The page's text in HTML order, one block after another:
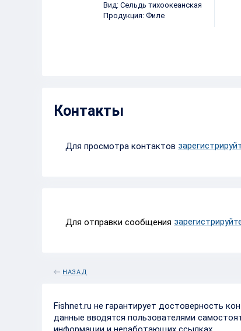
Вид: Сельдь тихоокеанская
Продукция: Филе
Контакты
Для просмотра контактов
Для отправки сообщения
НАЗАД
Fishnet.ru не гарантирует достоверность
данные вводятся пользователями